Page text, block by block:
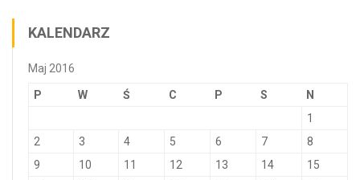
KALENDARZ
Maj 2016
P W Ś C P S N
1
2
3 4 5 6 7
8
9
10 11 12 13 14
15